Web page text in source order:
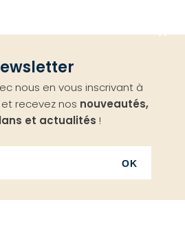
nous en vous inscrivant à
recevez nos nouveautés,
et actualités !
OK